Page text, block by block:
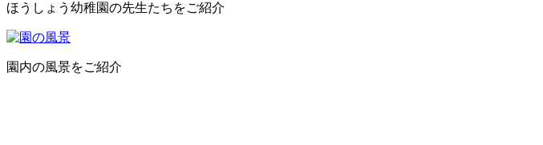
ほうしょう幼稚園の先生たちをご紹介
園内の風景をご紹介